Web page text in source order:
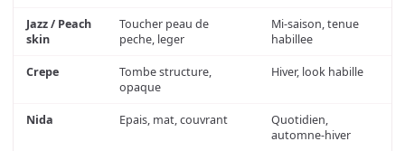
Jazz / Peach
skin
Toucher peau de
peche, leger
Mi-saison, tenue
habillee
Crepe
Tombe structure,
opaque
Hiver, look habille
Nida Epais, mat, couvrant
Quotidien,
automne-hiver